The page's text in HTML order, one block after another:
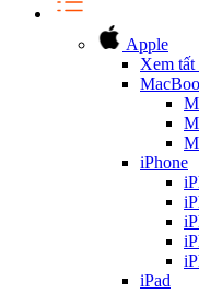
Apple
Xem tất
iPhone
iPad